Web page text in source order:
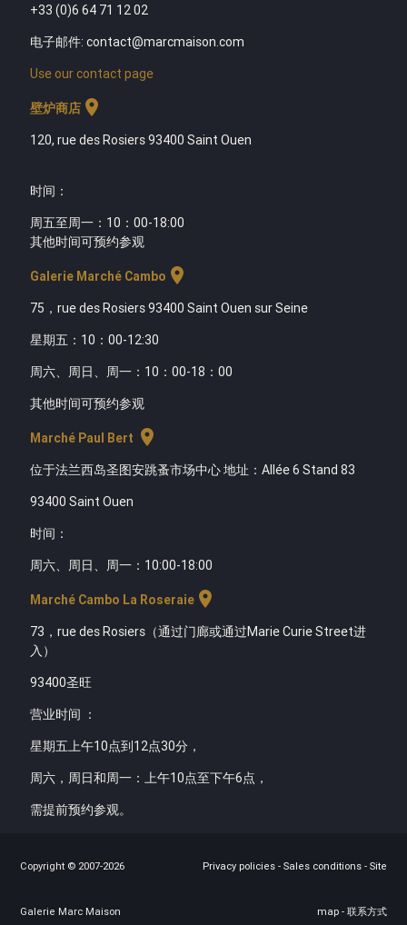
+33 (0)6 64 71 12 02
电子邮件: contact@marcmaison.com
Use our contact page
壁炉商店location_on
120, rue des Rosiers 93400 Saint Ouen
时间 ：
周五至周一：10：00-18:00
其他时间可预约参观
Galerie Marché Cambo location_on
75，rue des Rosiers 93400 Saint Ouen sur Seine
星期五：10：00-12:30
周六、周日、周一：10：00-18：00
其他时间可预约参观
Marché Paul Bert location_on
位于法兰西岛圣图安跳蚤市场中心 地址：Allée 6 Stand 83
93400 Saint Ouen
时间 ：
周六、周日、周一：10:00-18:00
Marché Cambo La Roseraielocation_on
73，rue des Rosiers（通过门廊或通过Marie Curie Street进
入）
93400圣旺
营业时间 ：
星期五上午10点到12点30分，
周六，周日和周一：上午10点至下午6点，
需提前预约参观。
Copyright © 2007-2026
Galerie Marc Maison
Privacy policies - Sales conditions - Site
map - 联系方式